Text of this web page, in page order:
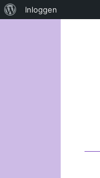
Over
Inloggen